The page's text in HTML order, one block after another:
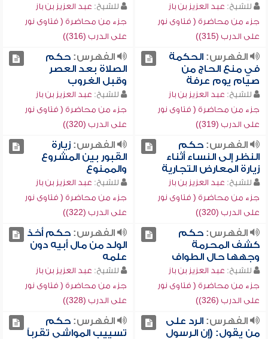
للشيخ: عبد العزيز بن باز
جزء من محاضرة ( فتاوى نور
على الدرب (315))
للشيخ: عبد العزيز بن باز
جزء من محاضرة ( فتاوى نور
على الدرب (316))
الفهرس:الحكمة
في منع الحاج من
صيام يوم عرفة
للشيخ: عبد العزيز بن باز
جزء من محاضرة ( فتاوى نور
على الدرب (319))
الفهرس:حكم
الصلاة بعد العصر
وقبل الغروب
للشيخ: عبد العزيز بن باز
جزء من محاضرة ( فتاوى نور
على الدرب (320))
الفهرس:حكم
النظر إلى النساء أثناء
زيارة المعارض التجارية
للشيخ: عبد العزيز بن باز
جزء من محاضرة ( فتاوى نور
على الدرب (320))
الفهرس:زيارة
القبور بين المشروع
والممنوع
للشيخ: عبد العزيز بن باز
جزء من محاضرة ( فتاوى نور
على الدرب (322))
الفهرس:حكم
كشف المحرمة
وجهها حال الطواف
للشيخ: عبد العزيز بن باز
جزء من محاضرة ( فتاوى نور
على الدرب (326))
الفهرس:حكم أخذ
الولد من مال أبيه دون
علمه
للشيخ: عبد العزيز بن باز
جزء من محاضرة ( فتاوى نور
على الدرب (328))
الفهرس:الرد على
من يقول: (إن الرسول
الفهرس:حكم
تسييب المواشي تقرباً